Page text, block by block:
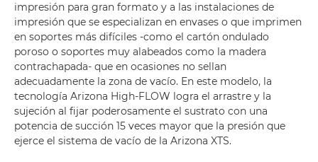
impresión para gran formato y a las instalaciones de
impresión que se especializan en envases o que imprimen
en soportes más difíciles -como el cartón ondulado
poroso o soportes muy alabeados como la madera
contrachapada- que en ocasiones no sellan
adecuadamente la zona de vacío. En este modelo, la
tecnología Arizona High-FLOW logra el arrastre y la
sujeción al fijar poderosamente el sustrato con una
potencia de succión 15 veces mayor que la presión que
ejerce el sistema de vacío de la Arizona XTS.